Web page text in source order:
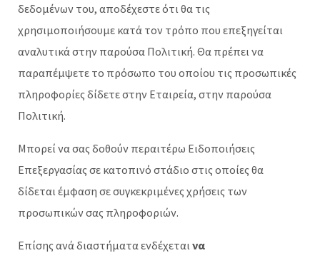
δεδομένων του, αποδέχεστε ότι θα τις
χρησιμοποιήσουμε κατά τον τρόπο που επεξηγείται
αναλυτικά στην παρούσα Πολιτική. Θα πρέπει να
παραπέμψετε το πρόσωπο του οποίου τις προσωπικές
πληροφορίες δίδετε στην Εταιρεία, στην παρούσα
Πολιτική.
Μπορεί να σας δοθούν περαιτέρω Ειδοποιήσεις
Επεξεργασίας σε κατοπινό στάδιο στις οποίες θα
δίδεται έμφαση σε συγκεκριμένες χρήσεις των
προσωπικών σας πληροφοριών.
Επίσης ανά διαστήματα ενδέχεται να